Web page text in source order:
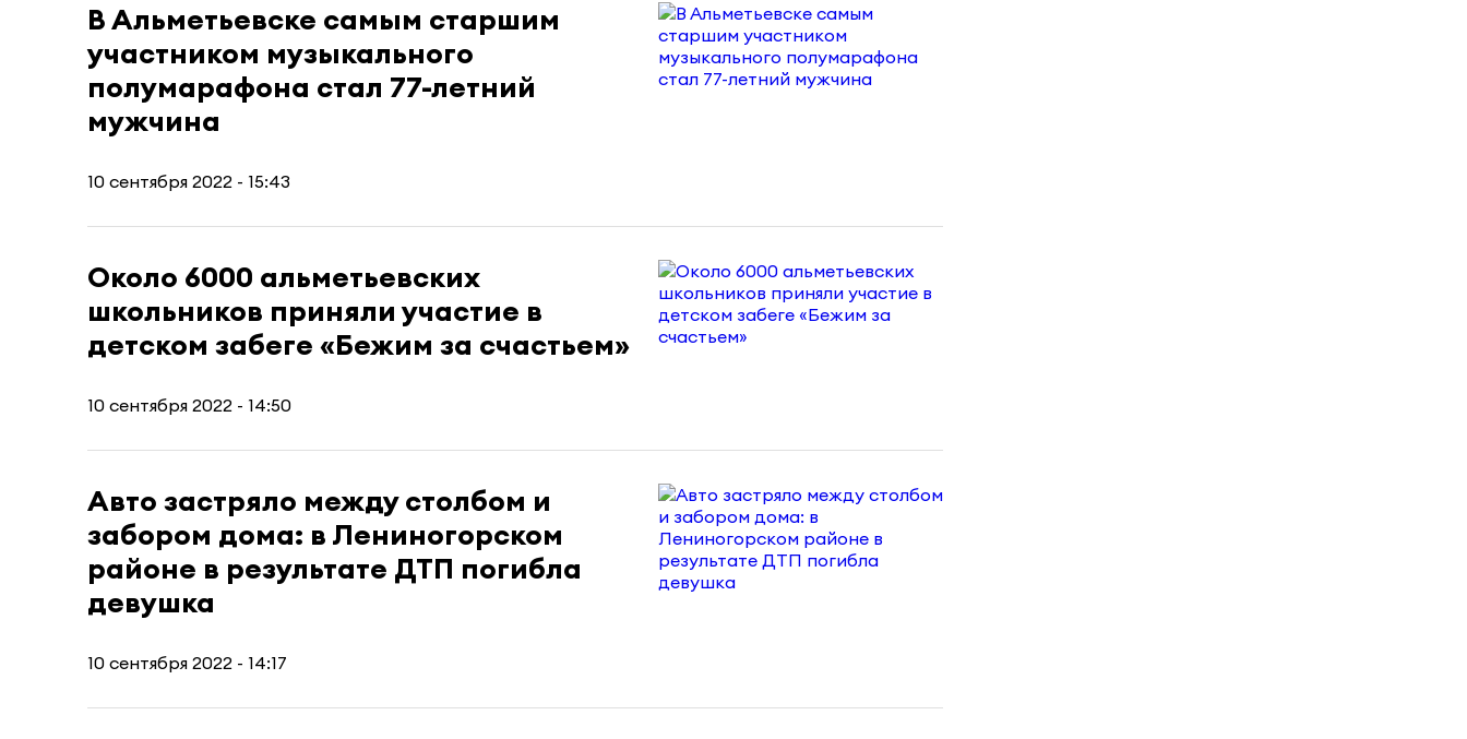
В Альметьевске самым старшим
участником музыкального
полумарафона стал 77-летний
мужчина
10 сентября 2022 - 15:43
Около 6000 альметьевских
школьников приняли участие в
детском забеге «Бежим за счастьем»
10 сентября 2022 - 14:50
Авто застряло между столбом и
забором дома: в Лениногорском
районе в результате ДТП погибла
девушка
10 сентября 2022 - 14:17